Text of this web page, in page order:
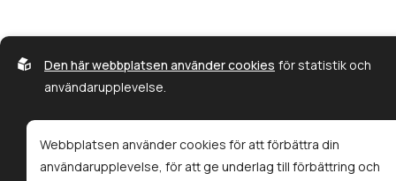
Den här webbplatsen använder cookies för statistik och
användarupplevelse.
Webbplatsen använder cookies för att förbättra din
användarupplevelse, för att ge underlag till förbättring och